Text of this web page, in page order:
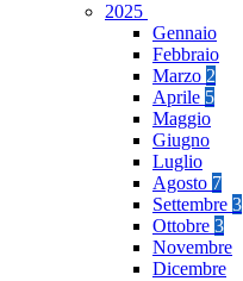
2025
Gennaio
Febbraio
Marzo 2
Aprile 5
Maggio
Giugno
Luglio
Agosto 7
Settembre 3
Ottobre 3
Novembre
Dicembre